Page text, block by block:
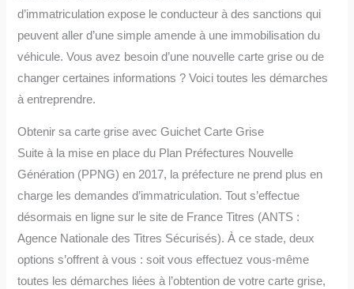
d’immatriculation expose le conducteur à des sanctions qui
peuvent aller d’une simple amende à une immobilisation du
véhicule. Vous avez besoin d’une nouvelle carte grise ou de
changer certaines informations ? Voici toutes les démarches
à entreprendre.
Obtenir sa carte grise avec Guichet Carte Grise
Suite à la mise en place du Plan Préfectures Nouvelle
Génération (PPNG) en 2017, la préfecture ne prend plus en
charge les demandes d’immatriculation. Tout s’effectue
désormais en ligne sur le site de France Titres (ANTS :
Agence Nationale des Titres Sécurisés). À ce stade, deux
options s’offrent à vous : soit vous effectuez vous-même
toutes les démarches liées à l’obtention de votre carte grise,